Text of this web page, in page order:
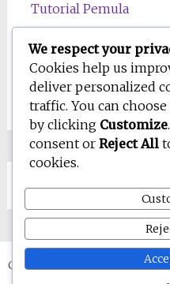
Tutorial Pemula
Wawasan
Wellness
Copyright © 2026
WD-
We respect your
Cookies help us
deliver personalized
traffic. You can
by clicking Customize
consent or Reject All
cookies.